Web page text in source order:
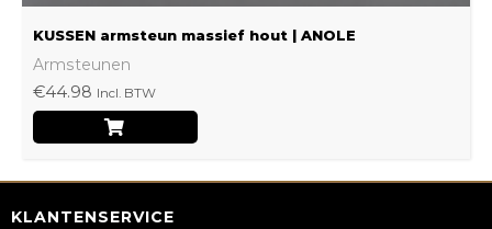
KUSSEN armsteun massief hout | ANOLE
Armsteunen
€44.98 Incl. BTW
KLANTENSERVICE